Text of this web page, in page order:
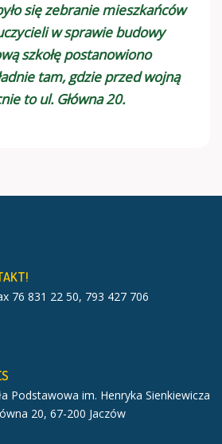
się zebranie mieszkańców
w sprawie budowy
szkołę postanowiono
tam, gdzie przed wojną
to ul. Główna 20.
76 831 22 50, 793 427 706
Podstawowa im. Henryka Sienkiewicza
20, 67-200 Jaczów